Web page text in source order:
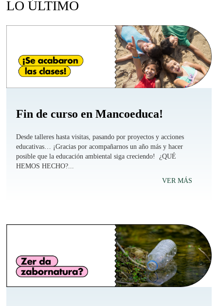
LO ÚLTIMO
Fin de curso en Mancoeduca!
Desde talleres hasta visitas, pasando por proyectos y acciones
educativas… ¡Gracias por acompañarnos un año más y hacer
posible que la educación ambiental siga creciendo! ¿QUÉ
HEMOS HECHO?...
VER MÁS